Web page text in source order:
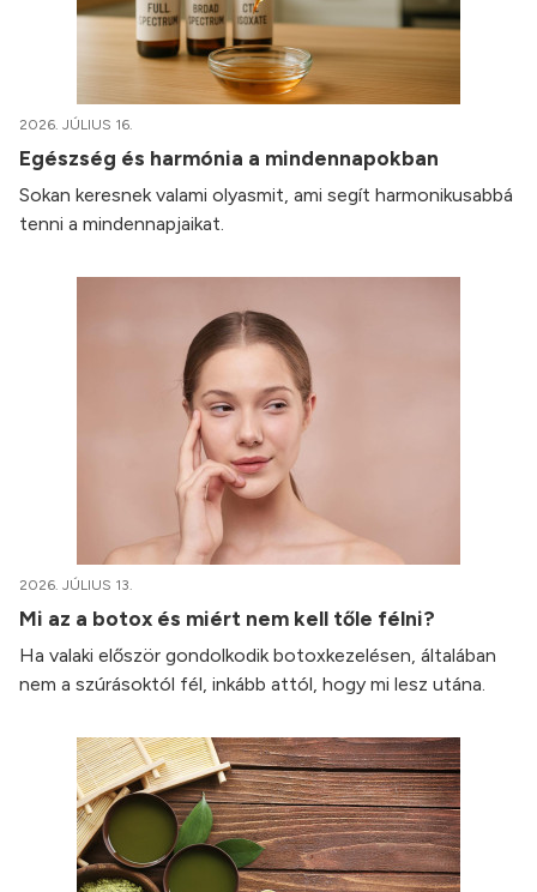
2026. JÚLIUS 16.
Egészség és harmónia a mindennapokban
Sokan keresnek valami olyasmit, ami segít harmonikusabbá
tenni a mindennapjaikat.
2026. JÚLIUS 13.
Mi az a botox és miért nem kell tőle félni?
Ha valaki először gondolkodik botoxkezelésen, általában
nem a szúrásoktól fél, inkább attól, hogy mi lesz utána.